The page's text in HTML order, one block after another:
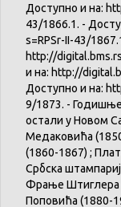
Доступно и на:
43/1866.1. -
s=RPSr-II-43/
http://
и на: http://
Доступно и на:
9/1873. -
остали у Новом
Медаковића
(1860-1867) ;
Србска
Фрање Штиглера
Поповића (1880-